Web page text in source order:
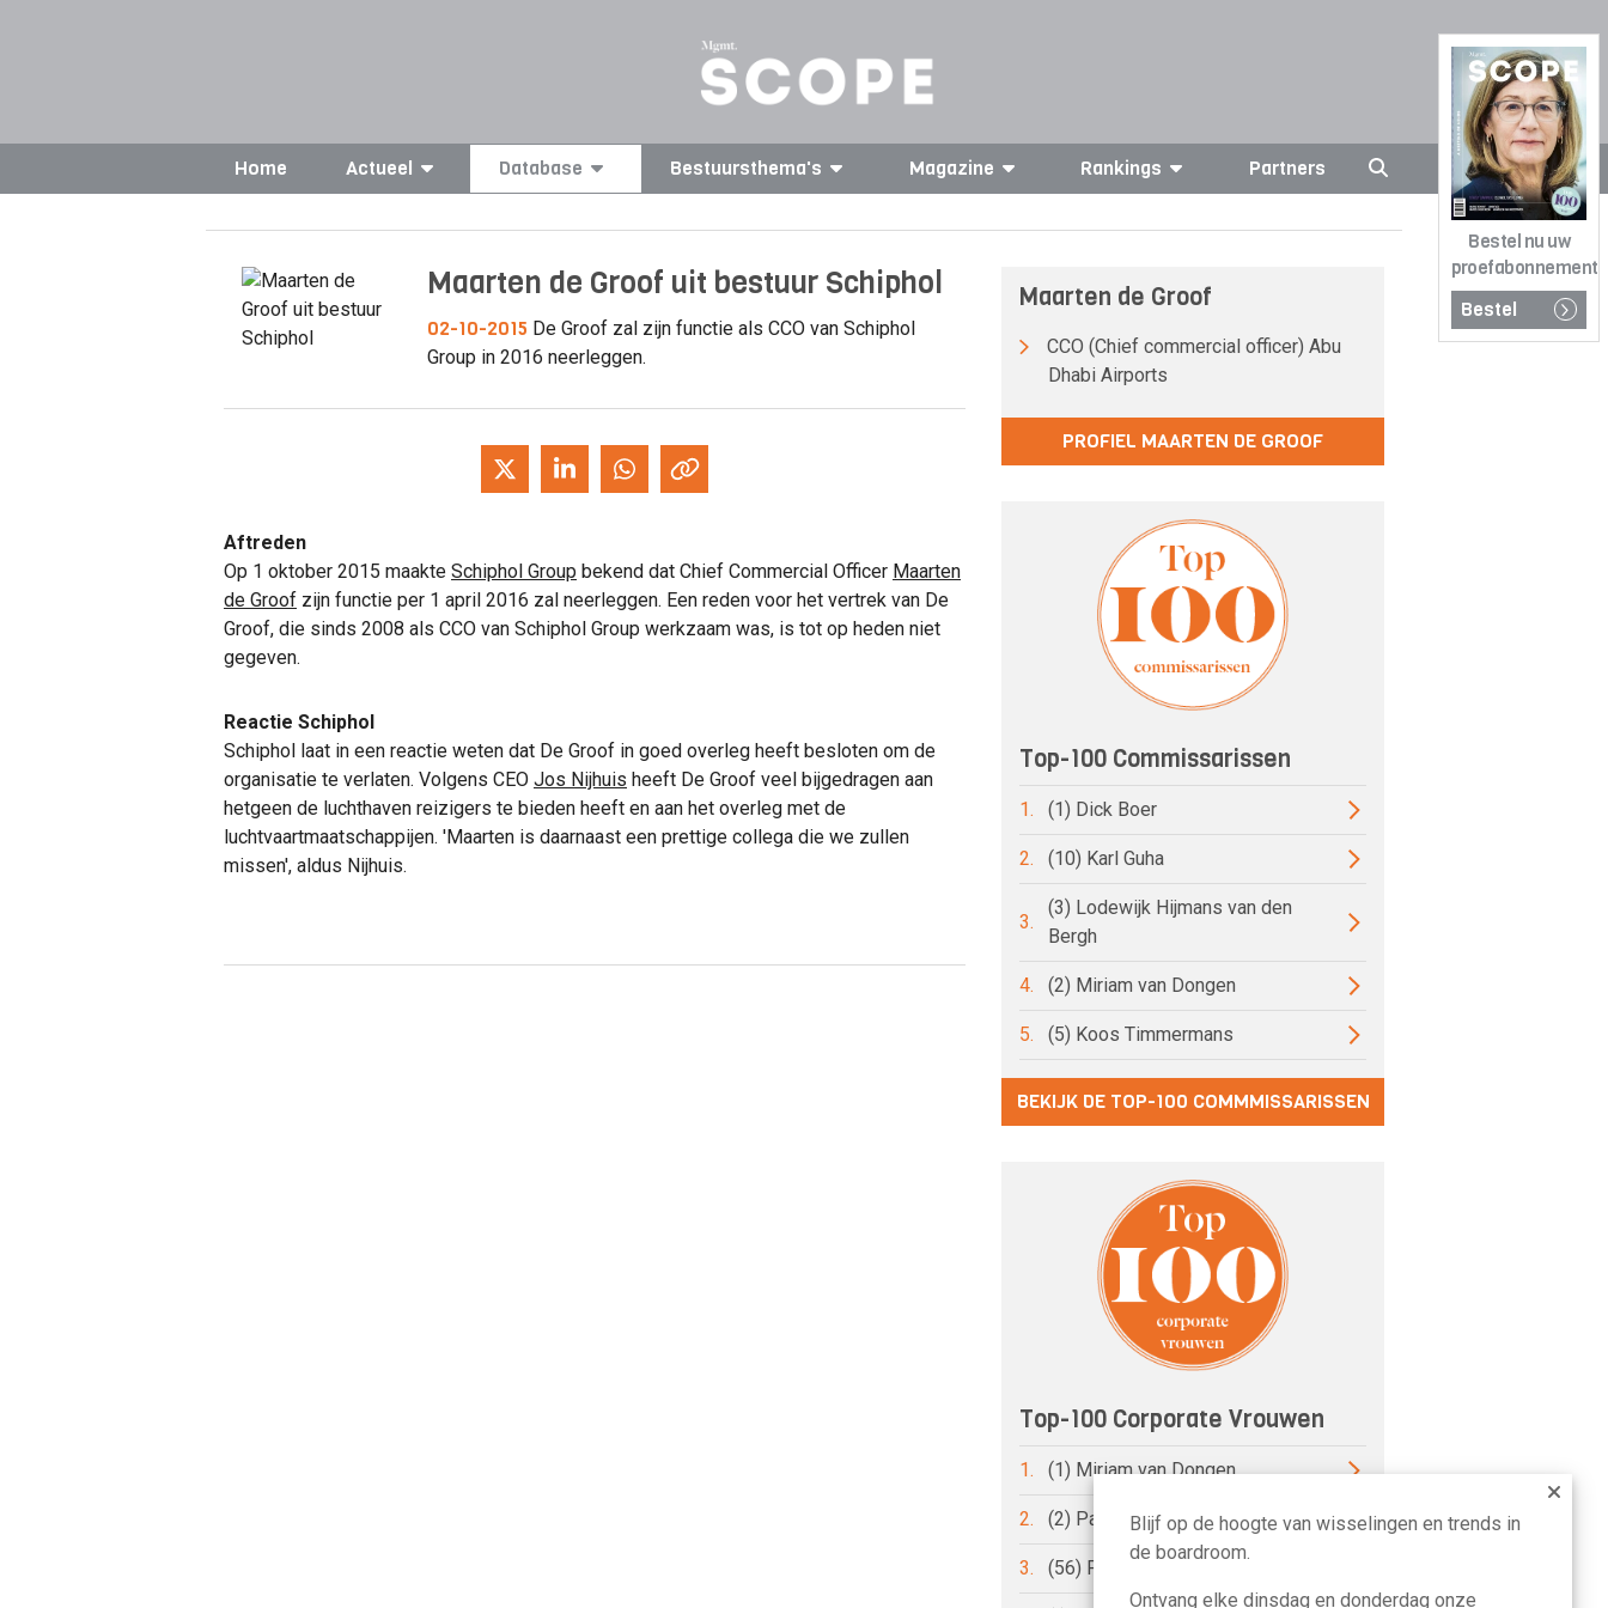
Bestel nu uw
proefabonnement
Bestel
Home Actueel Database Bestuursthema's Magazine Rankings Partners
Maarten de Groof uit bestuur Schiphol
02-10-2015 De Groof zal zijn functie als CCO van Schiphol
Group in 2016 neerleggen.
Aftreden
Op 1 oktober 2015 maakte Schiphol Group bekend dat Chief Commercial Officer Maarten
de Groof zijn functie per 1 april 2016 zal neerleggen. Een reden voor het vertrek van De
Groof, die sinds 2008 als CCO van Schiphol Group werkzaam was, is tot op heden niet
gegeven.
Reactie Schiphol
Schiphol laat in een reactie weten dat De Groof in goed overleg heeft besloten om de
organisatie te verlaten. Volgens CEO Jos Nijhuis heeft De Groof veel bijgedragen aan
hetgeen de luchthaven reizigers te bieden heeft en aan het overleg met de
luchtvaartmaatschappijen. 'Maarten is daarnaast een prettige collega die we zullen
missen', aldus Nijhuis.
Maarten de Groof
CCO (Chief commercial officer) Abu
Dhabi Airports
PROFIEL MAARTEN DE GROOF
Top-100 Commissarissen
1. (1) Dick Boer
2. (10) Karl Guha
3.
(3) Lodewijk Hijmans van den
Bergh
4. (2) Miriam van Dongen
5. (5) Koos Timmermans
BEKIJK DE TOP-100 COMMMISSARISSEN
Top-100 Corporate Vrouwen
1. (1) Miriam van Dongen
2. (2) Pauline van der Meer Mohr
3. (56) Petri Hofsté
Blijf op de hoogte van wisselingen en trends in
de boardroom.
Ontvang elke dinsdag en donderdag onze